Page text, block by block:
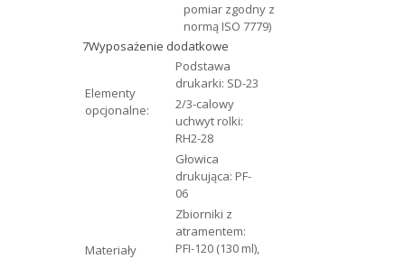
pomiar zgodny z
normą ISO 7779)
7Wyposażenie dodatkowe
Elementy
opcjonalne:
Podstawa
drukarki: SD-23
2/3-calowy
uchwyt rolki:
RH2-28
Materiały
Głowica
drukująca: PF-
06
Zbiorniki z
atramentem:
PFI-120 (130 ml),